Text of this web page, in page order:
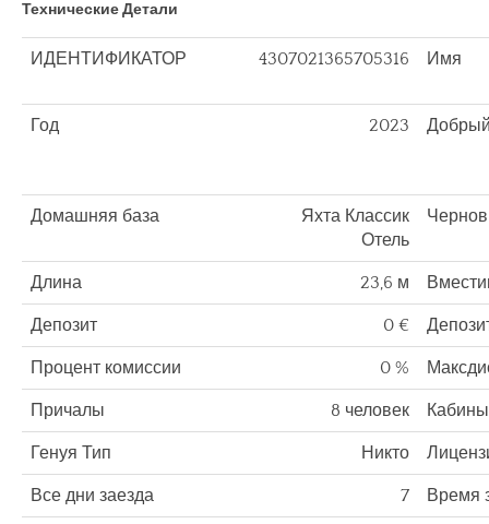
Технические Детали
ИДЕНТИФИКАТОР 4307021365705316 Имя
Год 2023
Домашняя база
Яхта Классик
Отель
Длина 23,6 м
Депозит 0 €
Процент комиссии 0 %
Причалы 8 человек Кабины
Генуя Тип Никто
Все дни заезда 7 Время